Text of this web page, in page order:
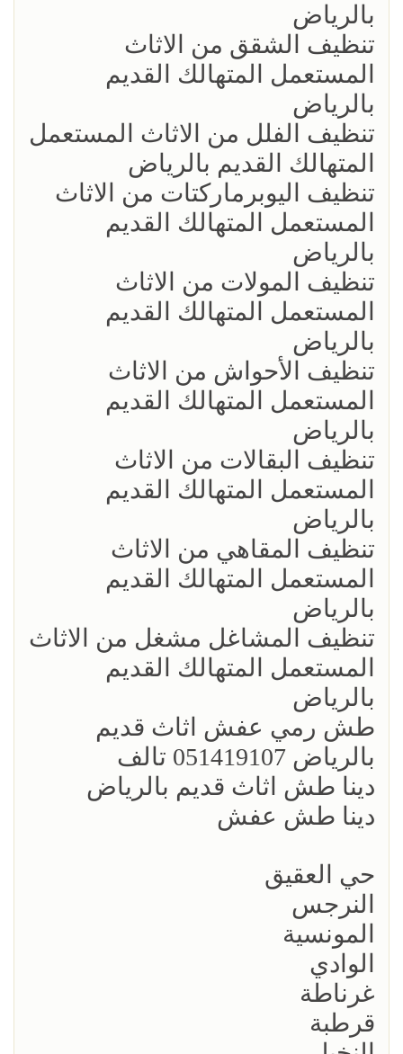
بالرياض
تنظيف الشقق من الاثاث
المستعمل المتهالك القديم
بالرياض
تنظيف الفلل من الاثاث المستعمل
المتهالك القديم بالرياض
تنظيف اليوبرماركتات من الاثاث
المستعمل المتهالك القديم
بالرياض
تنظيف المولات من الاثاث
المستعمل المتهالك القديم
بالرياض
تنظيف الأحواش من الاثاث
المستعمل المتهالك القديم
بالرياض
تنظيف البقالات من الاثاث
المستعمل المتهالك القديم
بالرياض
تنظيف المقاهي من الاثاث
المستعمل المتهالك القديم
بالرياض
تنظيف المشاغل مشغل من الاثاث
المستعمل المتهالك القديم
بالرياض
طش رمي عفش اثاث قديم
بالرياض 051419107 تالف
دينا طش اثاث قديم بالرياض
دينا طش عفش
حي العقيق
النرجس
المونسية
الوادي
غرناطة
قرطبة